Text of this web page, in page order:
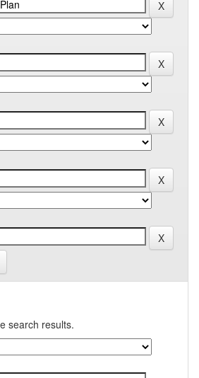
search results.